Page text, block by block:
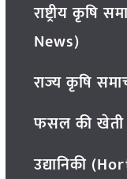
राष्ट्रीय
News)
राज्य कृषि
फसल की
उद्यानिकी